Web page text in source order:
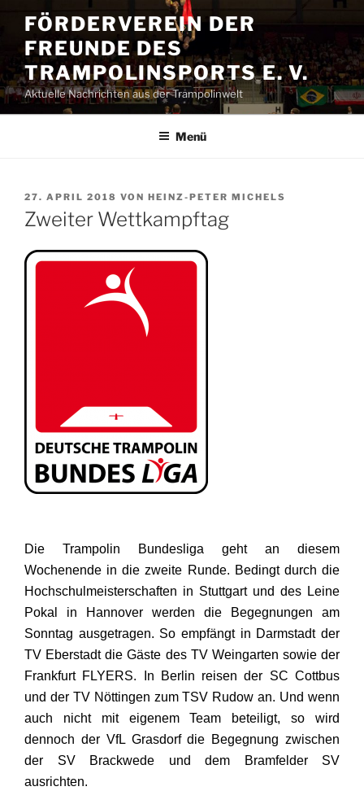
Inhalt
springen
FÖRDERVEREIN DER
FREUNDE DES
TRAMPOLINSPORTS E. V.
Aktuelle Nachrichten aus der Trampolinwelt
Menü
VERÖFFENTLICHT
AM
27. APRIL 2018 VON HEINZ-PETER MICHELS
Zweiter Wettkampftag
Die Trampolin Bundesliga geht an diesem
Wochenende in die zweite Runde. Bedingt durch die
Hochschulmeisterschaften in Stuttgart und des Leine
Pokal in Hannover werden die Begegnungen am
Sonntag ausgetragen. So empfängt in Darmstadt der
TV Eberstadt die Gäste des TV Weingarten sowie der
Frankfurt FLYERS. In Berlin reisen der SC Cottbus
und der TV Nöttingen zum TSV Rudow an. Und wenn
auch nicht mit eigenem Team beteiligt, so wird
dennoch der VfL Grasdorf die Begegnung zwischen
der SV Brackwede und dem Bramfelder SV
ausrichten.